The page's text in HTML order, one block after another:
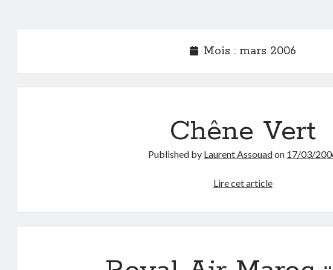
Mois : mars 2006
Chêne Vert
Published by Laurent Assouadon 17/03/
Lire cet articleChêne